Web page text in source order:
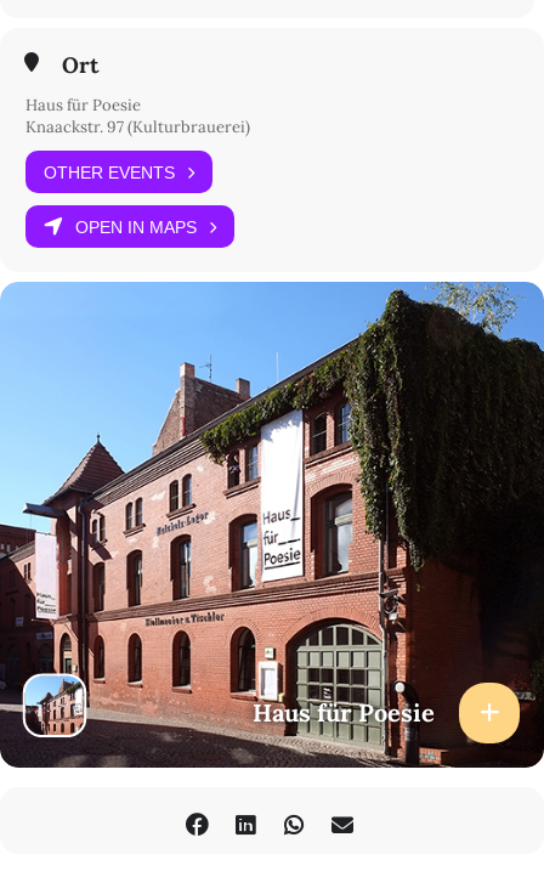
Ort
Haus für Poesie
Knaackstr. 97 (Kulturbrauerei)
OTHER EVENTS
OPEN IN MAPS
Haus für Poesie